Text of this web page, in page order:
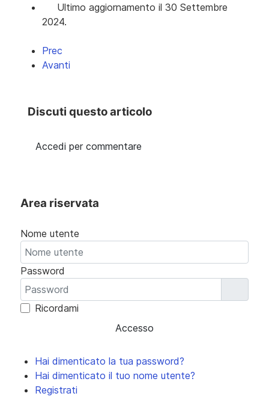
Ultimo aggiornamento il 30 Settembre
2024.
Articolo precedente: Accessi vascolari: come
Prec
Articolo successivo: Come fare la check list di
Avanti
Discuti questo articolo
Accedi per commentare
Area riservata
Nome utente
Password
Ricordami
Accesso
Hai dimenticato la tua password?
Hai dimenticato il tuo nome utente?
Registrati